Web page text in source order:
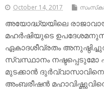
October 14, 2017
അയോദ്ധ്യയിലെ
മഹര്‍ഷിയുടെ
ഏകാദശീവ്രതം
സ്വസ്ഥാനം
മുടക്കാന്‍
അംബരീഷന്‍